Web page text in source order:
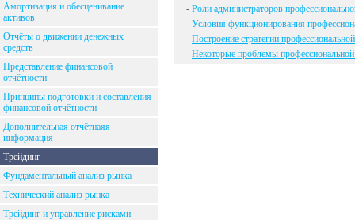
Амортизация и обесценивание
активов
Отчёты о движении денежных
средств
Представление финансовой
отчётности
Принципы подготовки и составления
финансовой отчётности
Дополнительная отчётнаяя
информация
Трейдинг
Фундаментальный анализ рынка
Технический анализ рынка
Трейдинг и управление рисками
- Роли администраторов
- Условия функционирования
- Построение стратегии
- Некоторые проблемы профессиональной